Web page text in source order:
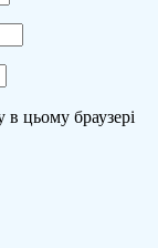
в цьому браузері